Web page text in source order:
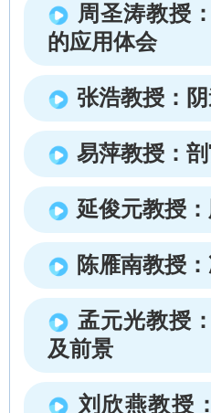
周圣涛教授
的应用体会
张浩教授：
易萍教授：
延俊元教授
陈雁南教授
孟元光教授
及前景
刘欣燕教授